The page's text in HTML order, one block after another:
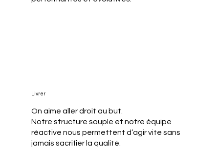
On aime aller droit au but.
Notre structure souple et notre équipe
réactive nous permettent d’agir vite sans
jamais sacrifier la qualité.
Livrer